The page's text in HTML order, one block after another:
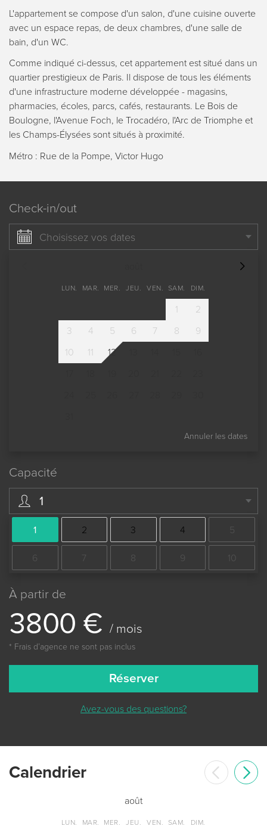
L'appartement se compose d'un salon, d'une cuisine ouverte
avec un espace repas, de deux chambres, d'une salle de
bain, d'un WC.
Comme indiqué ci-dessus, cet appartement est situé dans un
quartier prestigieux de Paris. Il dispose de tous les éléments
d'une infrastructure moderne développée - magasins,
pharmacies, écoles, parcs, cafés, restaurants. Le Bois de
Boulogne, l'Avenue Foch, le Trocadéro, l'Arc de Triomphe et
les Champs-Élysées sont situés à proximité.
Métro : Rue de la Pompe, Victor Hugo
Check-in/out
Choisissez vos dates
LUN. MAR. MER. JEU. VEN. SAM. DIM.
1
2
3
4 5 6 7 8
9
10
11 12
Annuler les dates
Capacité
1
1 2 3 4 5
6 7 8 9 10
À partir de
3800 € / mois
* Frais dʼagence ne sont pas inclus
Réserver
Avez-vous des questions?
Сalendrier
août
LUN. MAR. MER. JEU. VEN. SAM. DIM.